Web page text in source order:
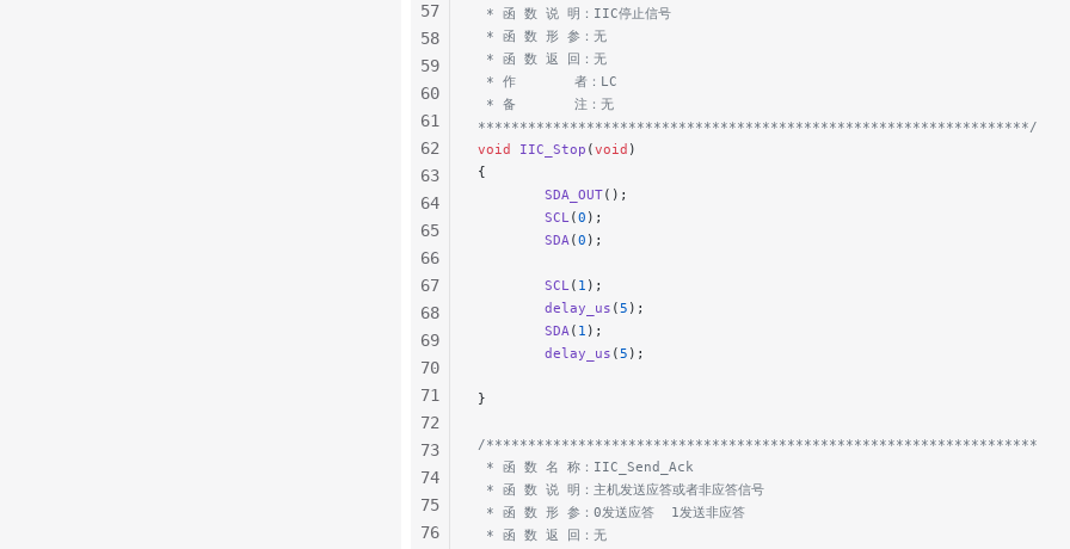
* 函 数 说 明：IIC停止信号
* 函 数 形 参：无
* 函 数 返 回：无
* 作       者：LC
* 备       注：无
******************************************************************/
void
IIC_Stop (void )
{
        SDA_OUT
();
        SCL
(0 );
        SDA
(0 );
        SCL
( 1 );
        delay_us
(5 );
        SDA
( 1 );
        delay_us
(5 );
}
/******************************************************************
* 函 数 名 称：IIC_Send_Ack
* 函 数 说 明：主机发送应答或者非应答信号
* 函 数 形 参：0发送应答  1发送非应答
* 函 数 返 回：无
57
58
59
60
61
62
63
64
65
66
67
68
69
70
71
72
73
74
75
76